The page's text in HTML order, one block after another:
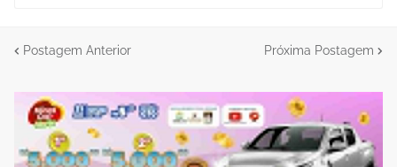
Postagem Anterior Próxima Postagem